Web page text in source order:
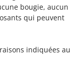
bougie, aucun
qui peuvent
indiquées au